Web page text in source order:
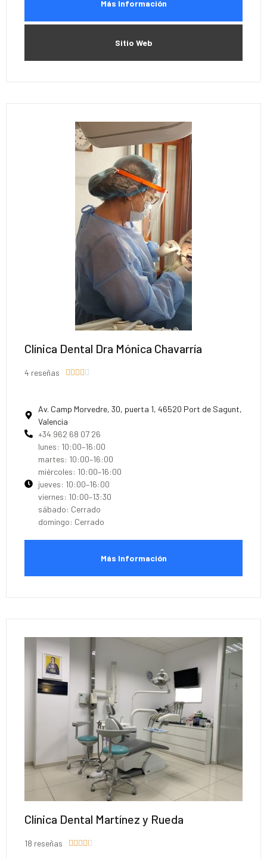
Más Información
Sitio Web
Clínica Dental Dra Mónica Chavarría
4 reseñas     
Av. Camp Morvedre, 30, puerta 1, 46520 Port de Sagunt,
Valencia
+34 962 68 07 26
lunes: 10:00–16:00
martes: 10:00–16:00
miércoles: 10:00–16:00
jueves: 10:00–16:00
viernes: 10:00–13:30
sábado: Cerrado
domingo: Cerrado
Más Información
Clínica Dental Martínez y Rueda
18 reseñas     